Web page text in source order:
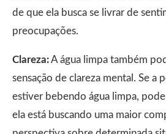
de que ela busca se livrar de
preocupações.
Clareza:A água limpa também
sensação de clareza mental. Se a
estiver bebendo água limpa,
ela está buscando uma maior